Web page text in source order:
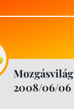
Mozgásvilág
2008/06/06